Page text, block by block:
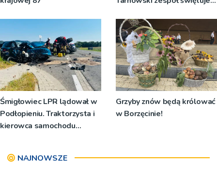
koncert
Śmigłowiec LPR lądował w
Podłopieniu. Traktorzysta i
kierowca samochodu
Grzyby znów będą królować
w Borzęcinie!
NAJNOWSZE